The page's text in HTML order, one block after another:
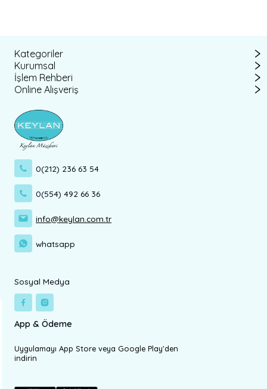
Kategoriler
Kurumsal
İşlem Rehberi
Online Alışveriş
0(212) 236 63 54
0(554) 492 66 36
info@keylan.com.tr
whatsapp
Sosyal Medya
App & Ödeme
Uygulamayı App Store veya Google Play'den
indirin